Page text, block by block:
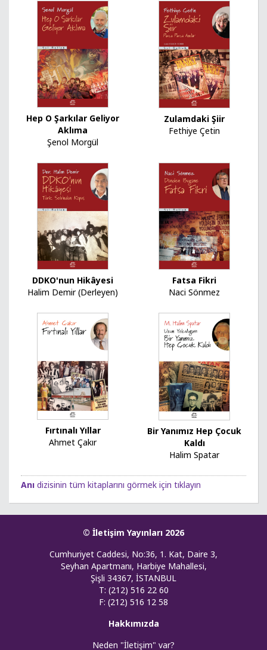
Hep O Şarkılar Geliyor
Aklıma
Şenol Morgül
Zulamdaki Şiir
Fethiye Çetin
DDKO'nun Hikâyesi
Halim Demir (Derleyen)
Fatsa Fikri
Naci Sönmez
Fırtınalı Yıllar
Ahmet Çakır
Bir Yanımız Hep Çocuk
Kaldı
Halim Spatar
Anı dizisinin tüm kitaplarını görmek için tıklayın
© İletişim Yayınları 2026
Cumhuriyet Caddesi, No:36, 1. Kat, Daire 3,
Seyhan Apartmanı, Harbiye Mahallesi,
Şişli 34367, İSTANBUL
T: (212) 516 22 60
F: (212) 516 12 58
Hakkımızda
Neden "İletişim" var?